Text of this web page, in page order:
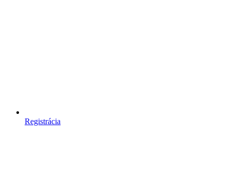
Registrácia